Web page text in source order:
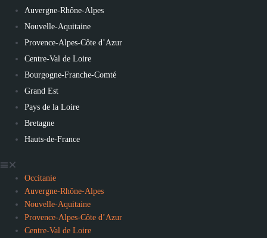
Auvergne-Rhône-Alpes
Nouvelle-Aquitaine
Provence-Alpes-Côte d’Azur
Centre-Val de Loire
Bourgogne-Franche-Comté
Grand Est
Pays de la Loire
Bretagne
Hauts-de-France
Occitanie
Auvergne-Rhône-Alpes
Nouvelle-Aquitaine
Provence-Alpes-Côte d’Azur
Centre-Val de Loire